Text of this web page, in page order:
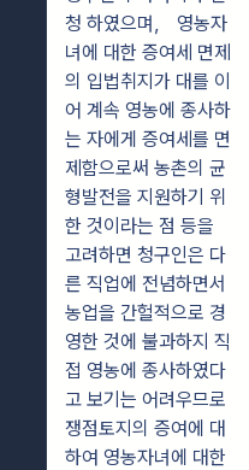
청 하였으며， 영농자
녀에 대한 증여세 면제
의 입법취지가 대를 이
어 계속 영농에 종사하
는 자에게 증여세를 면
제함으로써 농촌의 균
형발전을 지원하기 위
한 것이라는 점 등을
고려하면 청구인은 다
른 직업에 전념하면서
농업을 간헐적으로 경
영한 것에 불과하지 직
접 영농에 종사하였다
고 보기는 어려우므로
쟁점토지의 증여에 대
하여 영농자녀에 대한